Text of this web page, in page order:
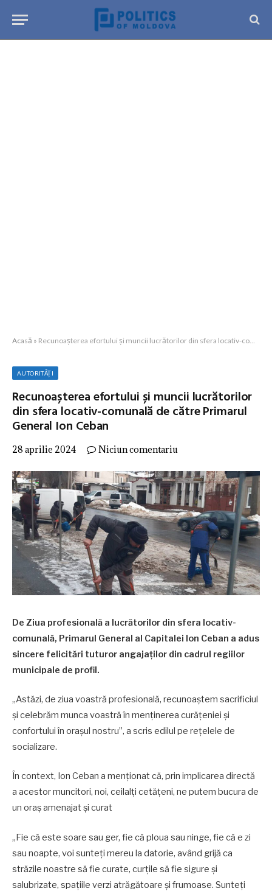
Acasă » Recunoașterea efortului și muncii lucrătorilor din sfera locativ-comunală de către Primarul General Ion Ceban
AUTORITĂȚI
Recunoașterea efortului și muncii lucrătorilor
din sfera locativ-comunală de către Primarul
General Ion Ceban
28 aprilie 2024 Niciun comentariu
De Ziua profesională a lucrătorilor din sfera locativ-
comunală, Primarul General al Capitalei Ion Ceban a adus
sincere felicitări tuturor angajaților din cadrul regiilor
municipale de profil.
,,Astăzi, de ziua voastră profesională, recunoaștem sacrificiul
și celebrăm munca voastră în menținerea curățeniei și
confortului în orașul nostru”, a scris edilul pe rețelele de
socializare.
În context, Ion Ceban a menționat că, prin implicarea directă
a acestor muncitori, noi, ceilalți cetățeni, ne putem bucura de
un oraș amenajat și curat
,,Fie că este soare sau ger, fie că ploua sau ninge, fie că e zi
sau noapte, voi sunteți mereu la datorie, având grijă ca
străzile noastre să fie curate, curțile să fie sigure și
salubrizate, spațiile verzi atrăgătoare și frumoase. Sunteți